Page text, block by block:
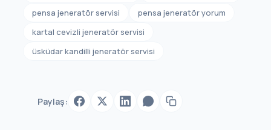
pensa jeneratör servisi
pensa jeneratör yorum
kartal cevizli jeneratör servisi
üsküdar kandilli jeneratör servisi
Paylaş: